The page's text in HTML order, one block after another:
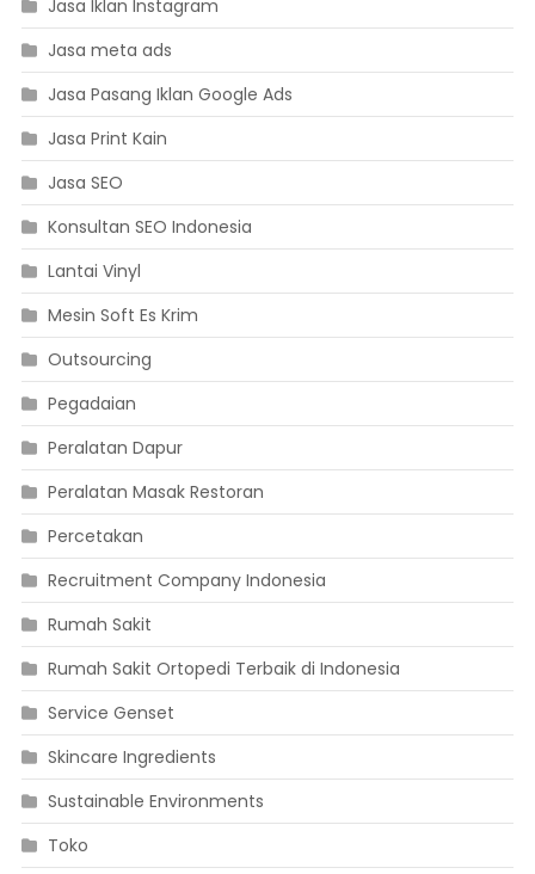
Jasa Iklan Instagram
Jasa meta ads
Jasa Pasang Iklan Google Ads
Jasa Print Kain
Jasa SEO
Konsultan SEO Indonesia
Lantai Vinyl
Mesin Soft Es Krim
Outsourcing
Pegadaian
Peralatan Dapur
Peralatan Masak Restoran
Percetakan
Recruitment Company Indonesia
Rumah Sakit
Rumah Sakit Ortopedi Terbaik di Indonesia
Service Genset
Skincare Ingredients
Sustainable Environments
Toko